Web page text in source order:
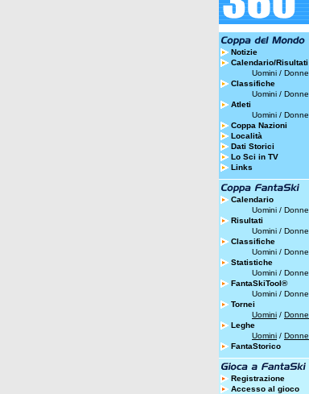
Notizie
Calendario/Risultati
Uomini / Donne
Classifiche
Uomini / Donne
Atleti
Uomini / Donne
Coppa Nazioni
Località
Dati Storici
Lo Sci in TV
Links
Calendario
Uomini / Donne
Risultati
Uomini / Donne
Classifiche
Uomini / Donne
Statistiche
Uomini / Donne
FantaSkiTool®
Uomini / Donne
Tornei
Uomini / Donne
Leghe
Uomini / Donne
FantaStorico
Registrazione
Accesso al gioco